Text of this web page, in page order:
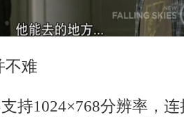
不难
持1024×768分辨率，